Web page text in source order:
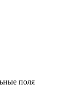
поля